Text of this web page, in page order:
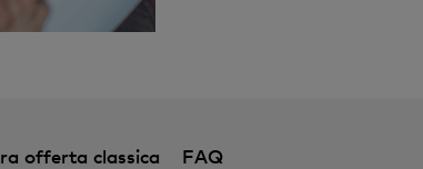
offerta classica FAQ